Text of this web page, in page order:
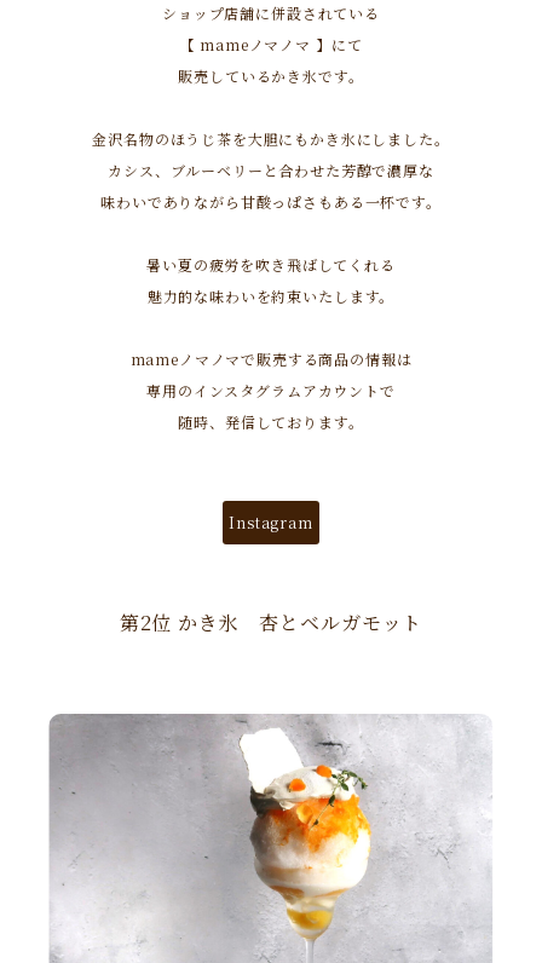
ショップ店舗に併設されている
【 mameノマノマ 】にて
販売しているかき氷です。
金沢名物のほうじ茶を大胆にもかき氷にしました。
カシス、ブルーベリーと合わせた芳醇で濃厚な
味わいでありながら甘酸っぱさもある一杯です。
暑い夏の疲労を吹き飛ばしてくれる
魅力的な味わいを約束いたします。
mameノマノマで販売する商品の情報は
専用のインスタグラムアカウントで
随時、発信しております。
Instagram
第2位 かき氷 杏とベルガモット